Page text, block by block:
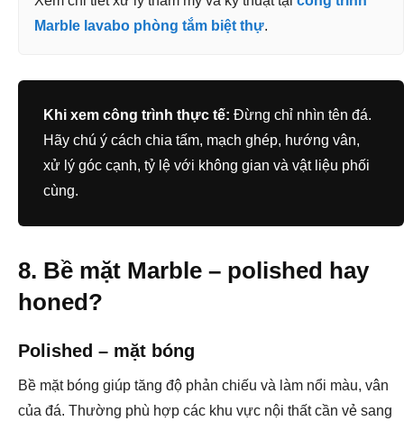
Marble lavabo phòng tắm biệt thự.
Khi xem công trình thực tế: Đừng chỉ nhìn tên đá.
Hãy chú ý cách chia tấm, mạch ghép, hướng vân,
xử lý góc cạnh, tỷ lệ với không gian và vật liệu phối
cùng.
8. Bề mặt Marble – polished hay
honed?
Polished – mặt bóng
Bề mặt bóng giúp tăng độ phản chiếu và làm nổi màu, vân
của đá. Thường phù hợp các khu vực nội thất cần vẻ sang